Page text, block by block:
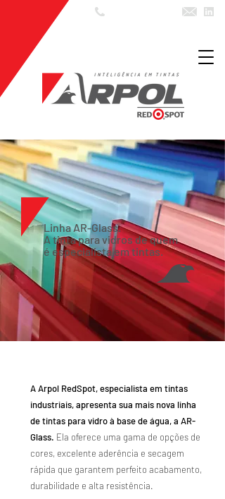
Linha AR-Glass.
A tinta para vidros de quem
é especialista em tintas.
A Arpol RedSpot, especialista em tintas
industriais,apresenta sua mais nova linha
de tintas para vidro à base de água, a AR-
Glass. Ela oferece uma gama de opções de
cores, excelente aderência e secagem
rápida que garantem perfeito acabamento,
durabilidade e alta resistência.